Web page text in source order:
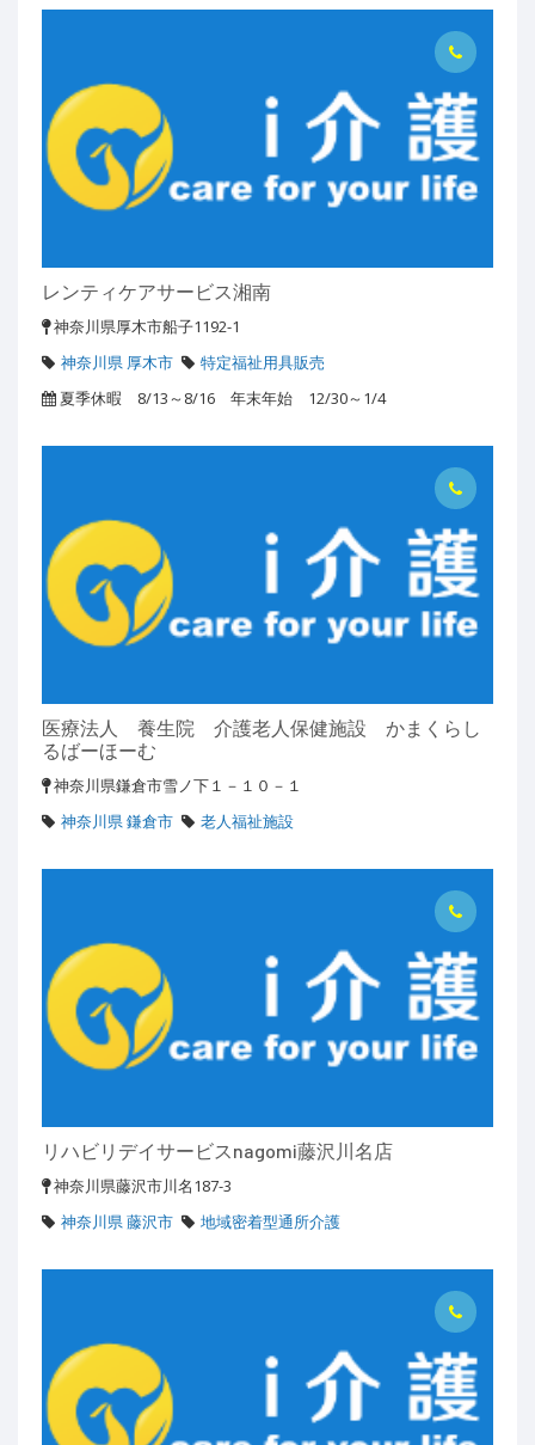
レンティケアサービス湘南
神奈川県厚木市船子1192-1
神奈川県 厚木市
特定福祉用具販売
夏季休暇 8/13～8/16 年末年始 12/30～1/4
医療法人 養生院 介護老人保健施設 かまくらし
るばーほーむ
神奈川県鎌倉市雪ノ下１－１０－１
神奈川県 鎌倉市
老人福祉施設
リハビリデイサービスnagomi藤沢川名店
神奈川県藤沢市川名187-3
神奈川県 藤沢市
地域密着型通所介護